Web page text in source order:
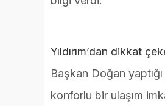
Yıldırım’dan dikkat
Başkan Doğan
konforlu bir ulaşım